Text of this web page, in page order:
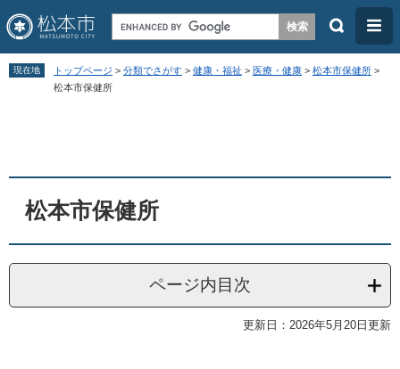
ペ
す
。
メ
し
て
検
メ
ニ
ュ
現在地 トップページ > 分類でさがす > 健康・福祉 > 医療・健康 > 松本市保健所 >
松本市保健所
松本市保健所
ページ内目次
更新日：2026年5月20日更新